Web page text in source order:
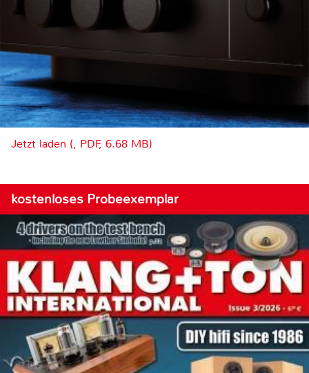
Jetzt laden (, PDF, 6.68 MB)
kostenloses Probeexemplar